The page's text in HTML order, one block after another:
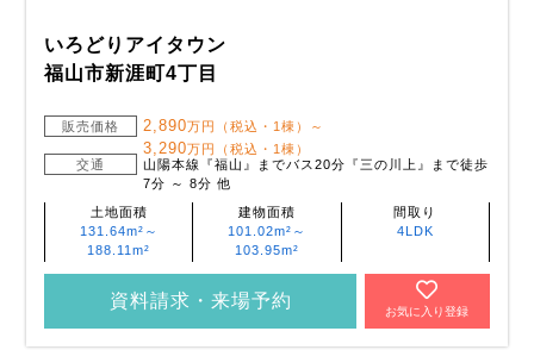
いろどりアイタウン
福山市新涯町4丁目
販売価格 2,890万円（税込・1棟）～
3,290万円（税込・1棟）
交通
山陽本線『福山』までバス20分『三の川上』まで徒歩
7分 ～ 8分 他
土地面積
131.64m²～
188.11m²
建物面積
101.02m²～
103.95m²
間取り
4LDK
資料請求・来場予約
お気に入り登録